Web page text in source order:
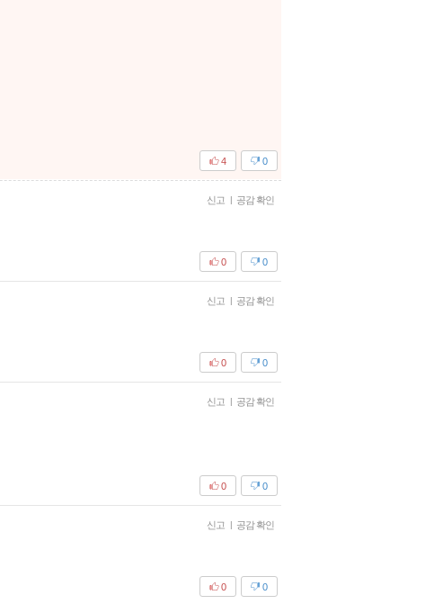
0
4
신고 공감 확인
0
0
신고 공감 확인
0
0
신고 공감 확인
0
0
신고 공감 확인
0
0